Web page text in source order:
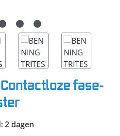
fase-
2 dagen